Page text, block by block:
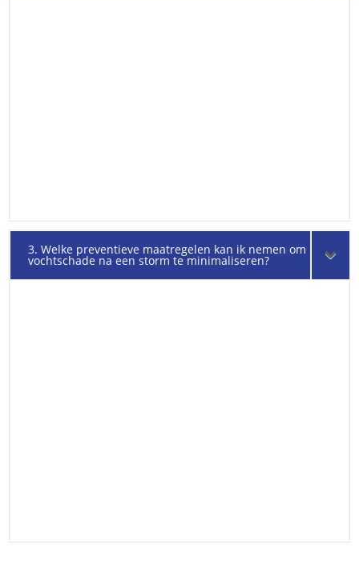
3. Welke preventieve maatregelen kan ik nemen om
vochtschade na een storm te minimaliseren?